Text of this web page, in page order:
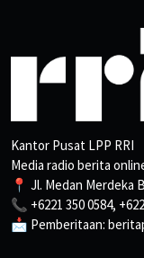
Kantor Pusat LPP RRI
Media radio berita
📍 Jl. Medan Merdeka
📞 +6221 350 0584,
📩 Pemberitaan: